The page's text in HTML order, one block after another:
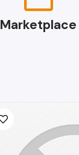
Marketplace